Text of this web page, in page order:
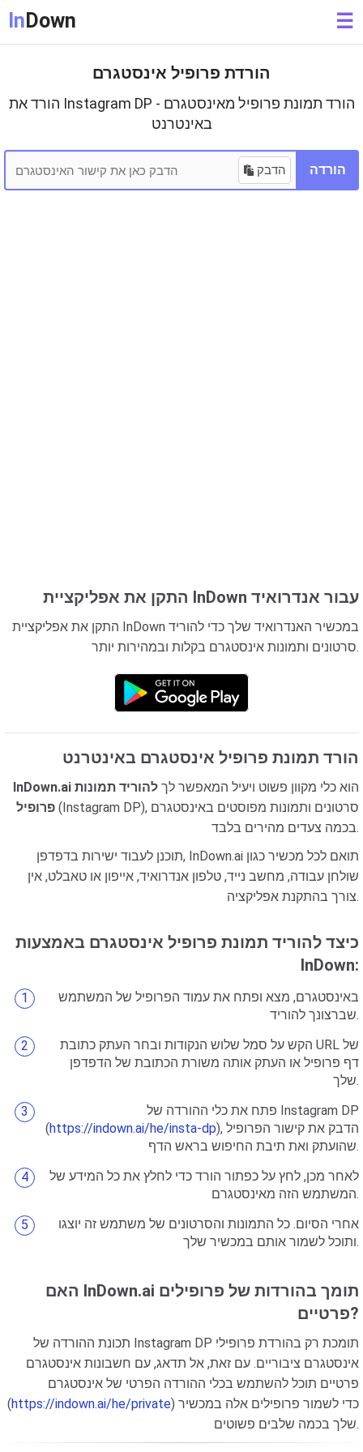
In Down ☰
הורדת פרופיל אינסטגרם
הורד את Instagram DP - הורד תמונת פרופיל מאינסטגרם
באינטרנט
הדבק הורדה
התקן את אפליקציית InDown עבור אנדרואיד
התקן את אפליקציית InDown במכשיר האנדרואיד שלך כדי להוריד
סרטונים ותמונות אינסטגרם בקלות ובמהירות יותר.
הורד תמונת פרופיל אינסטגרם באינטרנט
InDown.ai הוא כלי מקוון פשוט ויעיל המאפשר לך להוריד תמונות
פרופיל (Instagram DP), סרטונים ותמונות מפוסטים באינסטגרם
בכמה צעדים מהירים בלבד.
תוכנן לעבוד ישירות בדפדפן, InDown.ai תואם לכל מכשיר כגון
שולחן עבודה, מחשב נייד, טלפון אנדרואיד, אייפון או טאבלט, אין
צורך בהתקנת אפליקציה.
כיצד להוריד תמונת פרופיל אינסטגרם באמצעות
InDown:
באינסטגרם, מצא ופתח את עמוד הפרופיל של המשתמש
שברצונך להוריד.
הקש על סמל שלוש הנקודות ובחר העתק כתובת URL של
דף פרופיל או העתק אותה משורת הכתובת של הדפדפן
שלך.
פתח את כלי ההורדה של Instagram DP
(https://indown.ai/he/insta-dp), הדבק את קישור הפרופיל
שהועתק ואת תיבת החיפוש בראש הדף.
לאחר מכן, לחץ על כפתור הורד כדי לחלץ את כל המידע של
המשתמש הזה מאינסטגרם.
אחרי הסיום. כל התמונות והסרטונים של משתמש זה יוצגו
ותוכל לשמור אותם במכשיר שלך.
האם InDown.ai תומך בהורדות של פרופילים
פרטיים?
תכונת ההורדה של Instagram DP תומכת רק בהורדת פרופילי
אינסטגרם ציבוריים. עם זאת, אל תדאג, עם חשבונות אינסטגרם
פרטיים תוכל להשתמש בכלי ההורדה הפרטי של אינסטגרם
(https://indown.ai/he/private) כדי לשמור פרופילים אלה במכשיר
שלך בכמה שלבים פשוטים.